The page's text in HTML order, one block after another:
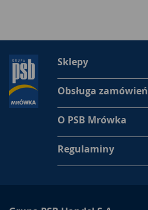
Sklepy
Obsługa zamówień
O PSB Mrówka
Regulaminy